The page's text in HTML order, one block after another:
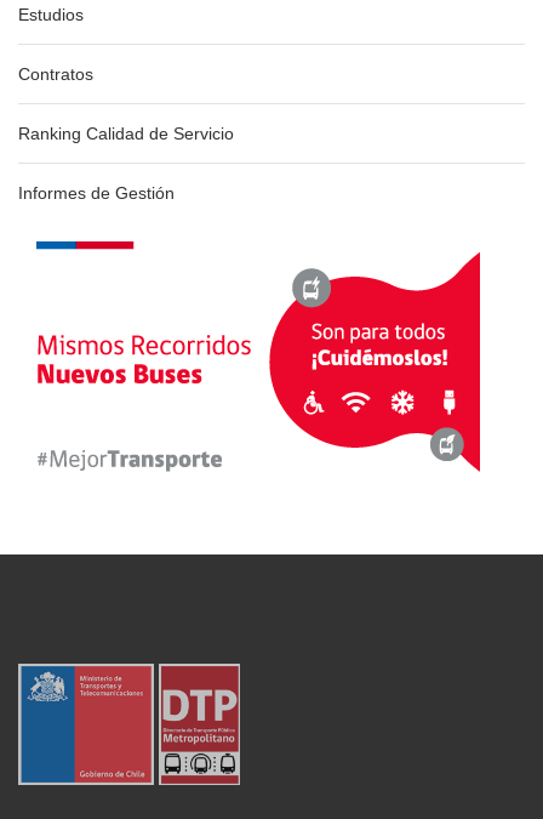
Estudios
Contratos
Ranking Calidad de Servicio
Informes de Gestión